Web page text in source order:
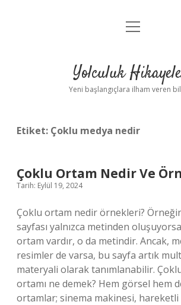
Anasayfa
Yasal Uyarı
menüyü
Yolculuk
Yeni başlangıçlara ilham veren
Etiket: Çoklu medya nedir
Çoklu Ortam Nedir Ve
Tarih: Eylül 19, 2024
Çoklu ortam nedir örnekleri?
sayfası yalnızca metinden
ortam vardır, o da metindir. Ancak,
resimler de varsa, bu sayfa artık
materyali olarak tanımlanabilir.
ortamı ne demek? Hem görsel hem
ortamlar; sinema makinesi,